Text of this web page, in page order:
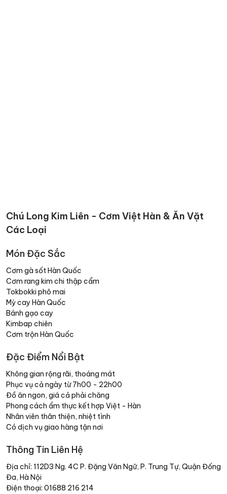
Chú Long Kim Liên - Cơm Việt Hàn & Ăn Vặt
Các Loại
Món Đặc Sắc
Cơm gà sốt Hàn Quốc
Cơm rang kim chi thập cẩm
Tokbokki phô mai
Mỳ cay Hàn Quốc
Bánh gạo cay
Kimbap chiên
Cơm trộn Hàn Quốc
Đặc Điểm Nổi Bật
Không gian rộng rãi, thoáng mát
Phục vụ cả ngày từ 7h00 - 22h00
Đồ ăn ngon, giá cả phải chăng
Phong cách ẩm thực kết hợp Việt - Hàn
Nhân viên thân thiện, nhiệt tình
Có dịch vụ giao hàng tận nơi
Thông Tin Liên Hệ
Địa chỉ: 112D3 Ng. 4C P. Đặng Văn Ngữ, P. Trung Tự, Quận Đống
Đa, Hà Nội
Điện thoại: 01688 216 214